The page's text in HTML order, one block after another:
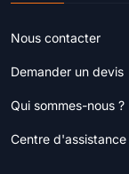
Nous contacter
Demander un devis
Qui sommes-nous ?
Centre d'assistance